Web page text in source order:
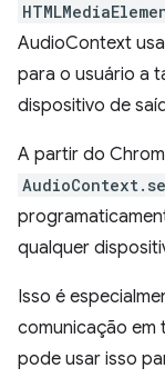
AudioContext
para o usuário a
dispositivo de
A partir do
qualquer
Isso é
comunicação em
pode usar isso